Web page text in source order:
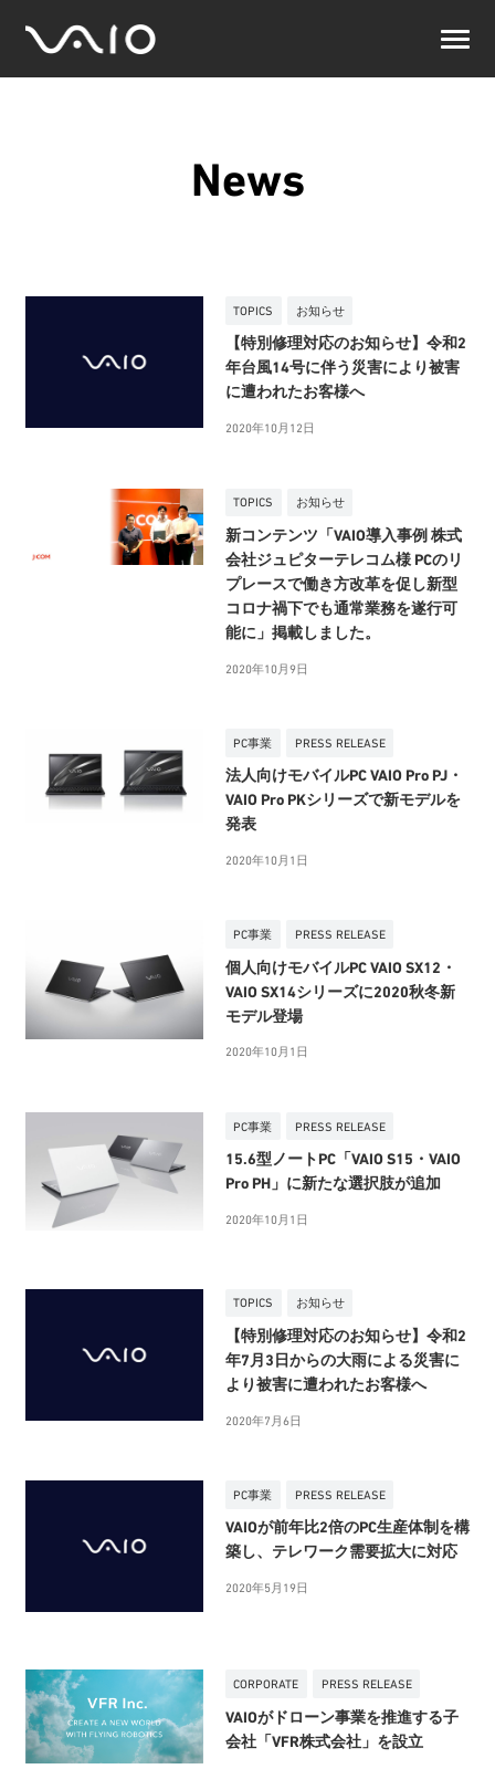
公
News
TOPICS お知らせ
【特別修理対応のお知らせ】令和2
年台風14号に伴う災害により被害
に遭われたお客様へ
2020年10月12日
TOPICS お知らせ
新コンテンツ「VAIO導入事例 株式
会社ジュピターテレコム様 PCのリ
プレースで働き方改革を促し新型
コロナ禍下でも通常業務を遂行可
能に」掲載しました。
2020年10月9日
PC事業 PRESS RELEASE
法人向けモバイルPC VAIO Pro PJ・
VAIO Pro PKシリーズで新モデルを
発表
2020年10月1日
PC事業 PRESS RELEASE
個人向けモバイルPC VAIO SX12・
VAIO SX14シリーズに2020秋冬新
モデル登場
2020年10月1日
PC事業 PRESS RELEASE
15.6型ノートPC「VAIO S15・VAIO
Pro PH」に新たな選択肢が追加
2020年10月1日
TOPICS お知らせ
【特別修理対応のお知らせ】令和2
年7月3日からの大雨による災害に
より被害に遭われたお客様へ
2020年7月6日
PC事業 PRESS RELEASE
VAIOが前年比2倍のPC生産体制を構
築し、テレワーク需要拡大に対応
2020年5月19日
CORPORATE PRESS RELEASE
VAIOがドローン事業を推進する子
会社「VFR株式会社」を設立